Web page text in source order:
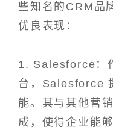
些知名的CRM品
优良表现：
1. Salesforce：
台，Salesforce
能。其与其他营
成，使得企业能